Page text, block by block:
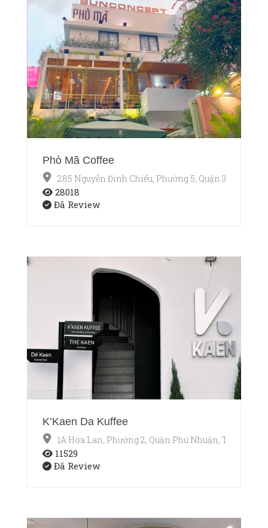
Phò Mã Coffee
285 Nguyễn Đình Chiểu, Phường 5, Quận 3, Thành
28018
Đã Review
K’Kaen Da Kuffee
1A Hoa Lan, Phường 2, Quận Phú Nhuận, TP.HCM
11529
Đã Review